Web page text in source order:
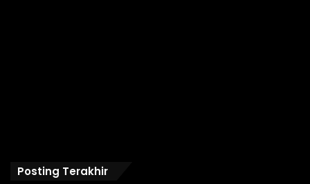
Posting Terakhir